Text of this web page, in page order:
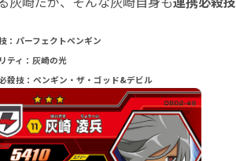
：パーフェクトペンギン
ティ：灰崎の光
殺技：ペンギン・ザ・ゴッド&デビル